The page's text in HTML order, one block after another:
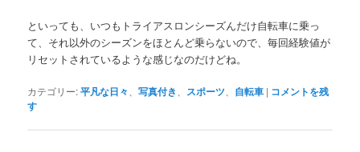
といっても、いつもトライアスロンシーズんだけ自転車に乗っ
て、それ以外のシーズンをほとんど乗らないので、毎回経験値が
リセットされているような感じなのだけどね。
カテゴリー:平凡な日々 、写真付き スポーツ 自転車 | コメントを残
す